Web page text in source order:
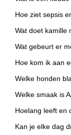
Hoe ziet sepsis
Wat doet kamille
Wat gebeurt er
Hoe kom ik aan
Welke honden
Welke smaak is
Hoelang leeft en
Kan je elke dag